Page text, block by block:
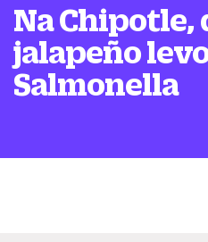
Na Chipotle,
jalapeño
Salmonella